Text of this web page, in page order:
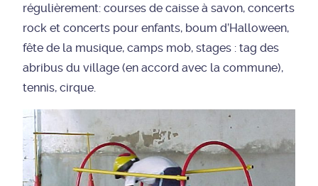
régulièrement: courses de caisse à savon, concerts
rock et concerts pour enfants, boum d’Halloween,
fête de la musique, camps mob, stages : tag des
abribus du village (en accord avec la commune),
tennis, cirque.